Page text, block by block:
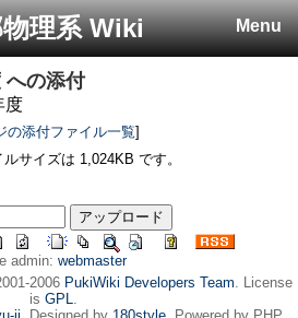
Menu
理系 Wiki
への添付
度
の添付ファイル一覧]
サイズは 1,024KB です。
admin: webmaster
2006 PukiWiki Developers Team. License
is GPL.